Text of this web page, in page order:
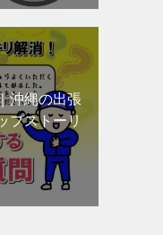
沖縄の出張
プストーリ